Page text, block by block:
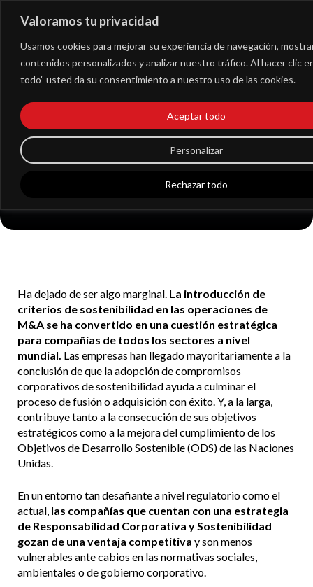
Valoramos tu privacidad
Usamos cookies para mejorar su experiencia de navegación,
contenidos personalizados y analizar nuestro tráfico. Al hacer clic
todo” usted da su consentimiento a nuestro uso de las cookies.
Personalizar
Rechazar todo
Aceptar todo
La sostenibilidad ya es
un factor ineludible
en el M&A
Ha dejado de ser algo marginal. La introducción de
criterios de sostenibilidad en las operaciones de
M&A se ha convertido en una cuestión estratégica
para compañías de todos los sectores a nivel
mundial. Las empresas han llegado mayoritariamente a la
conclusión de que la adopción de compromisos
corporativos de sostenibilidad ayuda a culminar el
proceso de fusión o adquisición con éxito. Y, a la larga,
contribuye tanto a la consecución de sus objetivos
estratégicos como a la mejora del cumplimiento de los
Objetivos de Desarrollo Sostenible (ODS) de las Naciones
Unidas.
En un entorno tan desafiante a nivel regulatorio como el
actual, las compañías que cuentan con una estrategia
de Responsabilidad Corporativa y Sostenibilidad
gozan de una ventaja competitiva y son menos
vulnerables ante cabios en las normativas sociales,
ambientales o de gobierno corporativo.